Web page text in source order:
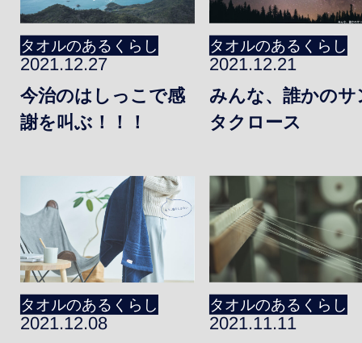
2024年
2023年
2022年
2020年
2019年
タオルのあるくらし
2021.12.27
今治のはしっこで感
謝を叫ぶ！！！
タオルのあるくらし
2021.12.21
みんな、誰かのサ
タクロース
タオルのあるくらし
2021.12.08
タオルのあるくらし
2021.11.11